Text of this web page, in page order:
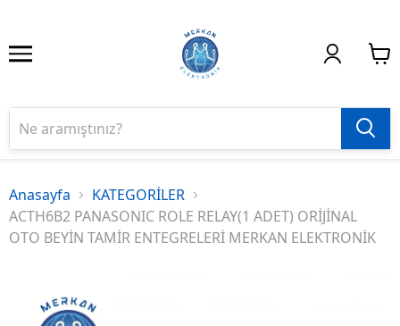
Anasayfa
KATEGORİLER
ACTH6B2 PANASONIC ROLE RELAY(1 ADET) ORİJİNAL
OTO BEYİN TAMİR ENTEGRELERİ MERKAN ELEKTRONİK